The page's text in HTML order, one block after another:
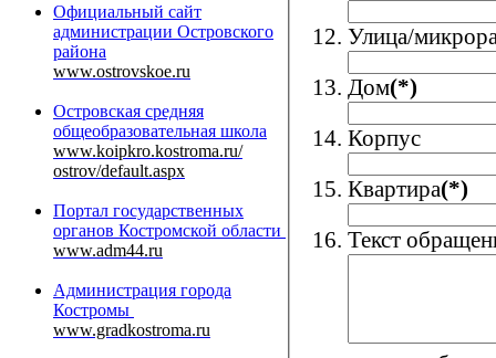
Официальный сайт
администрации Островского
района
www.ostrovskoe.ru
Островская средняя
общеобразовательная школа
www.koipkro.kostroma.ru/
ostrov/default.aspx
Портал государственных
органов Костромской области
www.adm44.ru
Администрация города
Костромы
www.gradkostroma.ru
Улица/
Дом(*)
Корпус
Квартира(*)
Текст